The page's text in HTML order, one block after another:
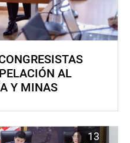
AL
Y MINAS
13